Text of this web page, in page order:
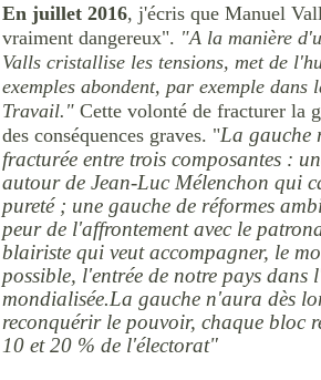
En juillet 2016, j'écris que Manuel
vraiment dangereux". "A la manière
Valls cristallise les tensions, met de
exemples abondent, par exemple
Travail." Cette volonté de fracturer la
des conséquences graves. "La gauche
fracturée entre trois composantes :
autour de Jean-Luc Mélenchon qui
pureté ; une gauche de réformes
peur de l'affrontement avec le
blairiste qui veut accompagner, le
possible, l'entrée de notre pays dans
mondialisée.La gauche n'aura dès
reconquérir le pouvoir, chaque bloc
10 et 20 % de l'électorat"